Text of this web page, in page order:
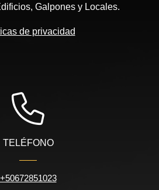
Galpones y Locales.
de privacidad
TELÉFONO
+50672851023